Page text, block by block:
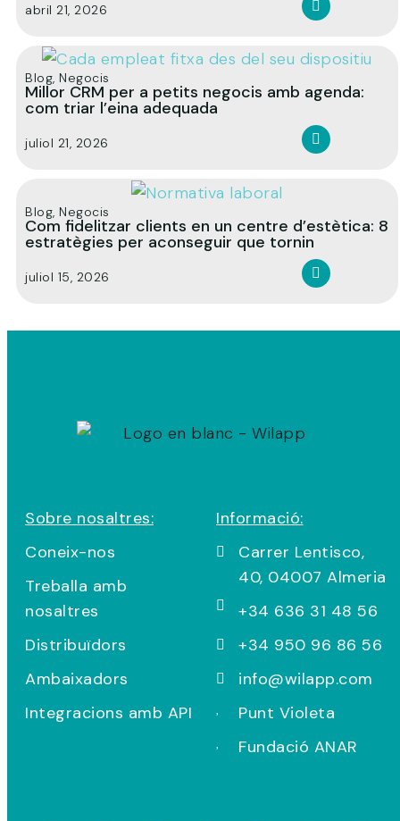
abril 21, 2026
Blog, Negocis
Millor CRM per a petits negocis amb agenda:
com triar l’eina adequada
juliol 21, 2026
Blog Negocis
Com fidelitzar clients en un centre d’estètica: 8
estratègies per aconseguir que tornin
juliol 15, 2026
Sobre nosaltres:
Coneix-nos
Treballa amb
nosaltres
Distribuïdors
Ambaixadors
Integracions amb API
Informació:
Carrer Lentisco,
40, 04007 Almeria
+34 636 31 48 56
+34 950 96 86 56
info@wilapp.com
Punt Violeta
Fundació ANAR